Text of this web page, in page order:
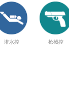
潜水控 枪械控